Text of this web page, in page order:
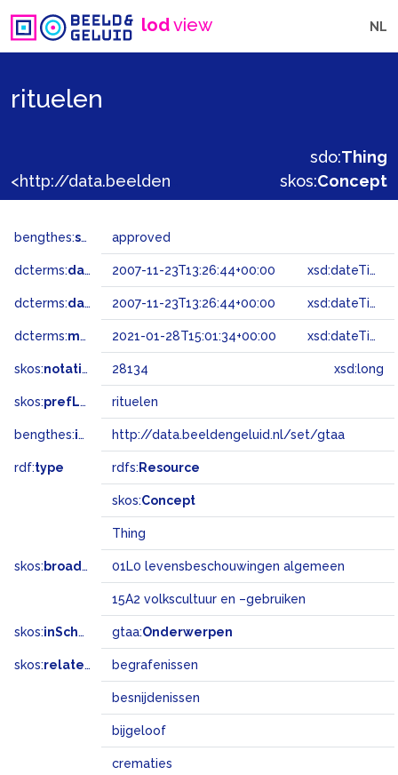
lodview NL
rituelen
sdo:Thing
skos:Concept
bengthes:status approved
dcterms:dateAccepted 2007-11-23T13:26:44+00:00 xsd:dateTime
dcterms:dateSubmitted 2007-11-23T13:26:44+00:00 xsd:dateTime
dcterms:modified 2021-01-28T15:01:34+00:00 xsd:dateTime
skos:notation 28134 xsd:long
skos:prefLabel rituelen
bengthes:inSet http://data.beeldengeluid.nl/set/gtaa
rdf:type rdfs: Resource
skos:Concept
Thing
skos: broadMatch 01L0 levensbeschouwingen algemeen
15A2 volkscultuur en –gebruiken
skos:inScheme gtaa:Onderwerpen
skos:related begrafenissen
besnijdenissen
bijgeloof
crematies